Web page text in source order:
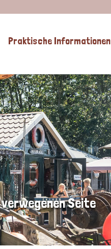
Praktische Informationen
Seite